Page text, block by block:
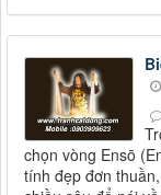
chọn vòng Ensō
tính đẹp đơn